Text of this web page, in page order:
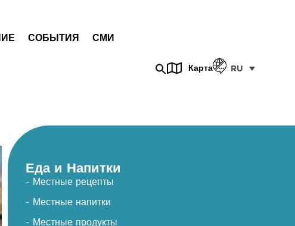
СОБЫТИЯ СМИ
Карта RU
Еда и Напитки
- Местные рецепты
- Местные напитки
- Местные продукты